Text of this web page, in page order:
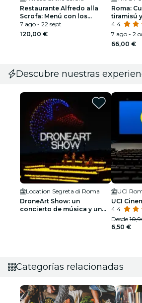
Restaurante Alfredo alla
Scrofa: Menú con los
Fettuccine Alfredo
originales
7 ago - 22 sept
120,00 €
Roma:
tiramisú
4.4
7 ago - 2
66,00 €
Descubre nuestras
Location Segreta di Roma
DroneArt Show: un
concierto de música y un
UCI
UCI
4.4
Desde
6,50 €
Categorías relacionadas